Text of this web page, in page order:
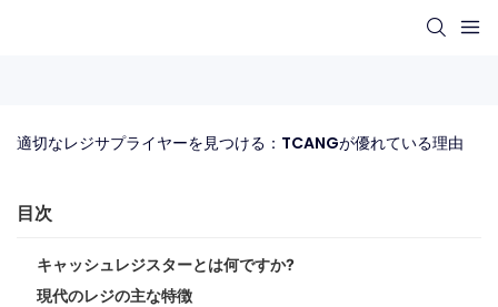
適切なレジサプライヤーを見つける：TCANGが優れている理由
目次
キャッシュレジスターとは何ですか?
現代のレジの主な特徴